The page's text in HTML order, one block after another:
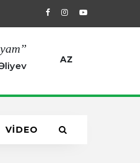
16:00 Artıq sülh
AZ
VİDEO